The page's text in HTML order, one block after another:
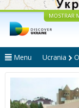
MOSTRAR
Menu Ucrania